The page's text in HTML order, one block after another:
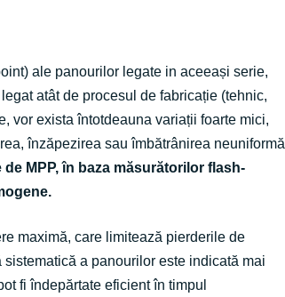
ale panourilor legate in aceeași serie,
atât de procesul de fabricație (tehnic,
vor exista întotdeauna variații foarte mici,
înzăpezirea sau îmbătrânirea neuniformă
MPP, în baza măsurătorilor flash-
maximă, care limitează pierderile de
a panourilor este indicată mai
fi îndepărtate eficient în timpul